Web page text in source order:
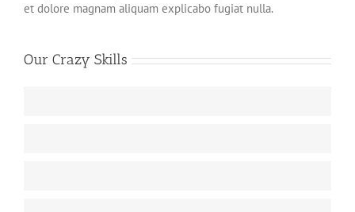
et dolore magnam aliquam explicabo fugiat nulla.
Our Crazy Skills